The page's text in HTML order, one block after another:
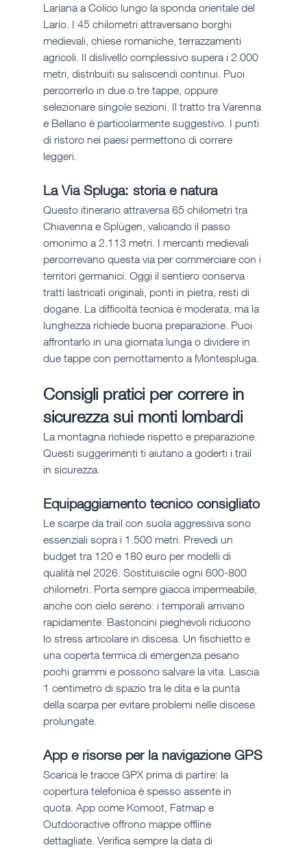
Lariana a Colico lungo la sponda orientale del
Lario. I 45 chilometri attraversano borghi
medievali, chiese romaniche, terrazzamenti
agricoli. Il dislivello complessivo supera i 2.000
metri, distribuiti su saliscendi continui. Puoi
percorrerlo in due o tre tappe, oppure
selezionare singole sezioni. Il tratto tra Varenna
e Bellano è particolarmente suggestivo. I punti
di ristoro nei paesi permettono di correre
leggeri.
La Via Spluga: storia e natura
Questo itinerario attraversa 65 chilometri tra
Chiavenna e Splügen, valicando il passo
omonimo a 2.113 metri. I mercanti medievali
percorrevano questa via per commerciare con i
territori germanici. Oggi il sentiero conserva
tratti lastricati originali, ponti in pietra, resti di
dogane. La difficoltà tecnica è moderata, ma la
lunghezza richiede buona preparazione. Puoi
affrontarlo in una giornata lunga o dividere in
due tappe con pernottamento a Montespluga.
Consigli pratici per correre in
sicurezza sui monti lombardi
La montagna richiede rispetto e preparazione.
Questi suggerimenti ti aiutano a goderti i trail
in sicurezza.
Equipaggiamento tecnico consigliato
Le scarpe da trail con suola aggressiva sono
essenziali sopra i 1.500 metri. Prevedi un
budget tra 120 e 180 euro per modelli di
qualità nel 2026. Sostituiscile ogni 600-800
chilometri. Porta sempre giacca impermeabile,
anche con cielo sereno: i temporali arrivano
rapidamente. Bastoncini pieghevoli riducono
lo stress articolare in discesa. Un fischietto e
una coperta termica di emergenza pesano
pochi grammi e possono salvare la vita. Lascia
1 centimetro di spazio tra le dita e la punta
della scarpa per evitare problemi nelle discese
prolungate.
App e risorse per la navigazione GPS
Scarica le tracce GPX prima di partire: la
copertura telefonica è spesso assente in
quota. App come Komoot, Fatmap e
Outdooractive offrono mappe offline
dettagliate. Verifica sempre la data di